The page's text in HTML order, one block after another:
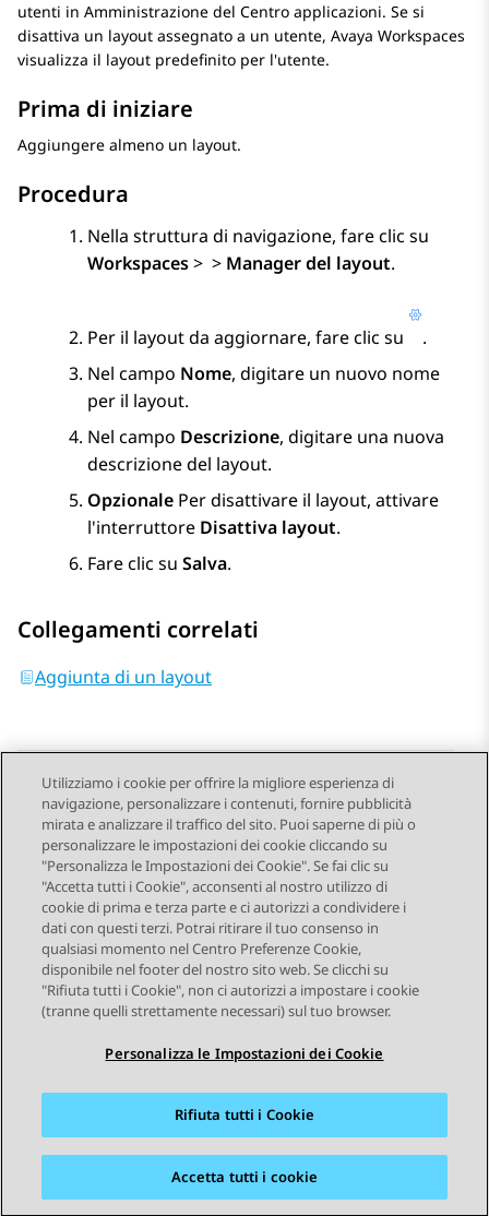
utenti in Amministrazione del Centro applicazioni. Se si
disattiva un layout assegnato a un utente, Avaya Workspaces
visualizza il layout predefinito per l'utente.
Prima di iniziare
Aggiungere almeno un layout.
Procedura
Nella struttura di navigazione, fare clic su
Workspaces> > Manager del layout.
Per il layout da aggiornare, fare clic su
.
Nel campo Nome, digitare un nuovo nome
per il layout.
Nel campo Descrizione, digitare una nuova
descrizione del layout.
Opzionale Per disattivare il layout, attivare
l'interruttore Disattiva layout.
Fare clic su Salva.
Collegamenti correlati
Aggiunta di un layout
Send Feedback
Navigazione argomento
Argomento precedente Argomento successivo
STAY CONNECTED
Mappa del sito Condizioni d'uso
Privacy
Marchi commerciali
Utilizziamo i cookie per offrire la migliore esperienza di
navigazione, personalizzare i contenuti, fornire pubblicità
mirata e analizzare il traffico del sito. Puoi saperne di più o
personalizzare le impostazioni dei cookie cliccando su
"Personalizza le Impostazioni dei Cookie". Se fai clic su
"Accetta tutti i Cookie", acconsenti al nostro utilizzo di
cookie di prima e terza parte e ci autorizzi a condividere i
dati con questi terzi. Potrai ritirare il tuo consenso in
qualsiasi momento nel Centro Preferenze Cookie,
disponibile nel footer del nostro sito web. Se clicchi su
"Rifiuta tutti i Cookie", non ci autorizzi a impostare i cookie
(tranne quelli strettamente necessari) sul tuo browser.
Personalizza le Impostazioni dei Cookie
Rifiuta tutti i Cookie
Accetta tutti i cookie